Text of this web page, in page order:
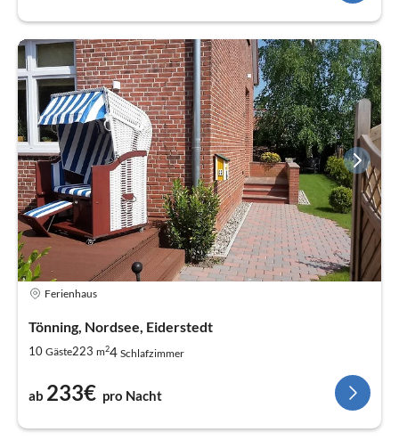
Ferienhaus
Tönning, Nordsee, Eiderstedt
10 Gäste223 m24 Schlafzimmer
ab 233€ pro Nacht